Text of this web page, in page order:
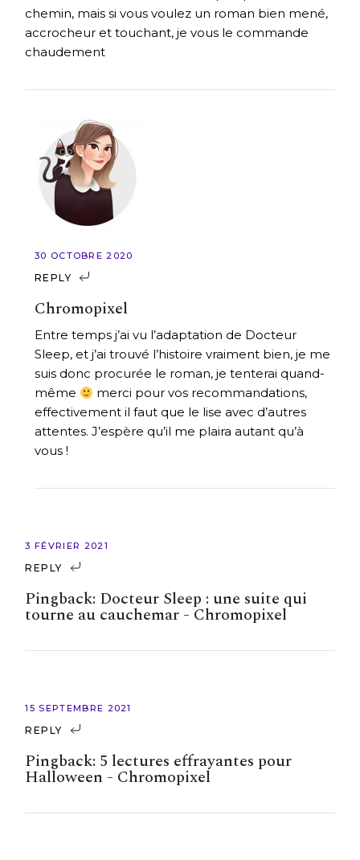
chemin, mais si vous voulez un roman bien mené,
accrocheur et touchant, je vous le commande
chaudement
30 OCTOBRE 2020
REPLY
Chromopixel
Entre temps j’ai vu l’adaptation de Docteur
Sleep, et j’ai trouvé l’histoire vraiment bien, je me
suis donc procurée le roman, je tenterai quand-
même
merci pour vos recommandations,
effectivement il faut que le lise avec d’autres
attentes. J’espère qu’il me plaira autant qu’à
vous !
3 FÉVRIER 2021
REPLY
Pingback: Docteur Sleep : une suite qui
tourne au cauchemar - Chromopixel
15 SEPTEMBRE 2021
REPLY
Pingback: 5 lectures effrayantes pour
Halloween - Chromopixel